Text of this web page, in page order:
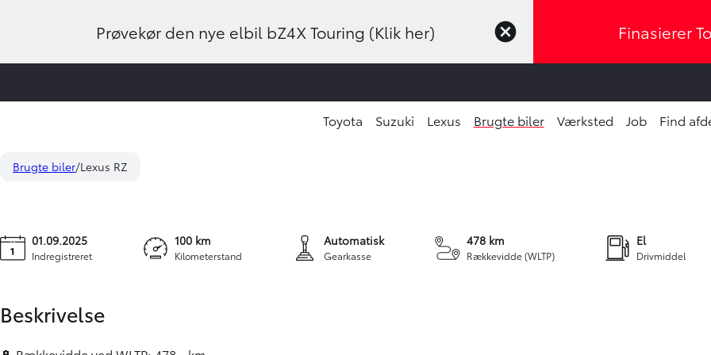
Prøvekør den nye elbil bZ4X Touring (Klik her) Finasierer
Toyota Suzuki Lexus Brugte biler Værksted Job Find
300e EL Comfort 204HK 4d Aut.
Brugte biler Lexus RZ
Indregistreret
01.09.2025
Kilometerstand
100 km
Gearkasse
Automatisk
Rækkevidde (WLTP)
478 km
Drivmiddel
El
Beskrivelse